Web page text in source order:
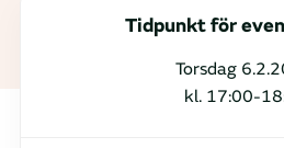
Tidpunkt för
Torsdag
kl. 17:00-